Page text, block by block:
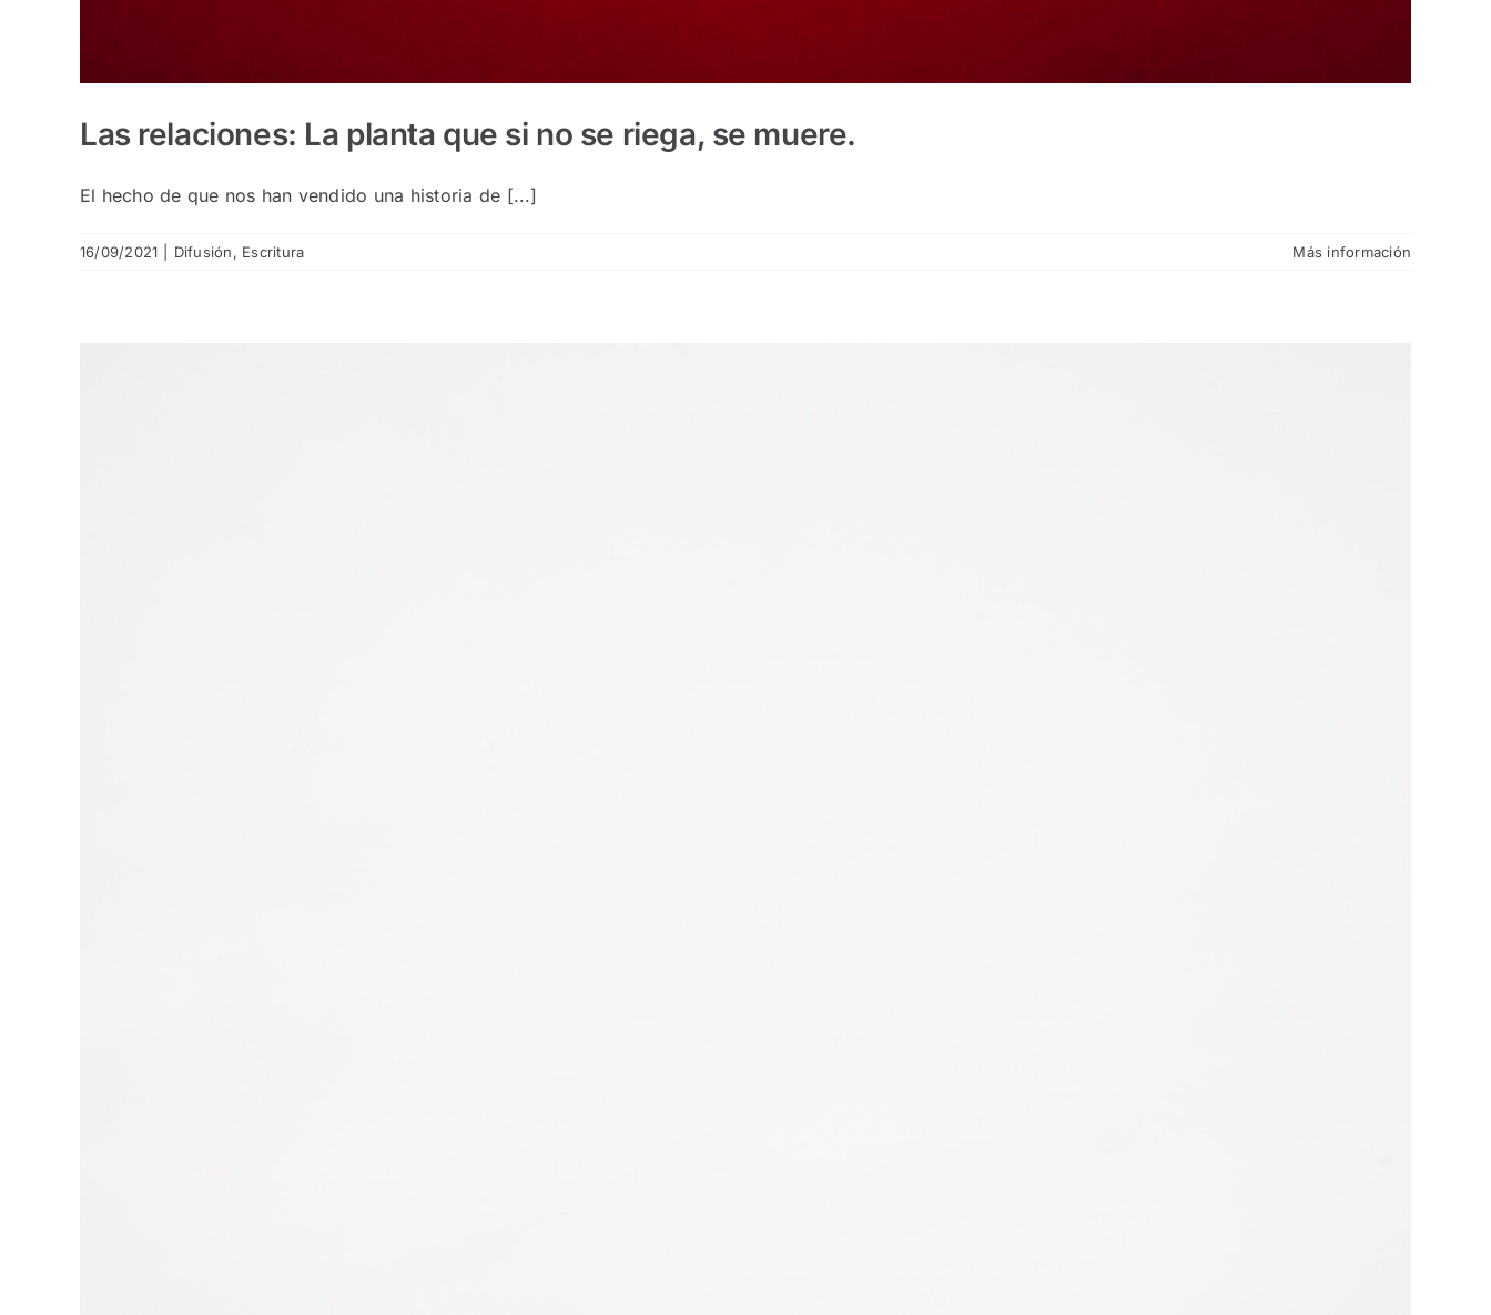
Las relaciones: La planta que si no se riega, se muere.
El hecho de que nos han vendido una historia de [...]
16/09/2021 Difusión, Escritura Más información